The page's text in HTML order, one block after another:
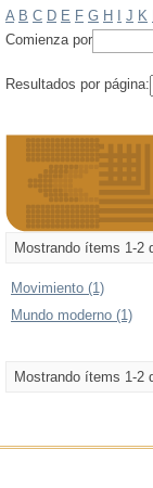
A B C D E F G H J K
Comienza por
Resultados por página:
Mostrando ítems 1-2
Movimiento (1)
Mundo moderno (1)
Mostrando ítems 1-2